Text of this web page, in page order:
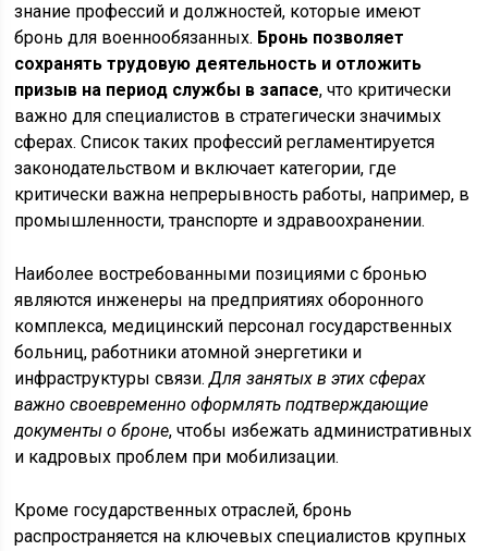
знание профессий и должностей, которые имеют
бронь для военнообязанных. Бронь позволяет
сохранять трудовую деятельность и отложить
призыв на период службы в запасе, что критически
важно для специалистов в стратегически значимых
сферах. Список таких профессий регламентируется
законодательством и включает категории, где
критически важна непрерывность работы, например, в
промышленности, транспорте и здравоохранении.
Наиболее востребованными позициями с бронью
являются инженеры на предприятиях оборонного
комплекса, медицинский персонал государственных
больниц, работники атомной энергетики и
инфраструктуры связи.Для занятых в этих сферах
важно своевременно оформлять подтверждающие
документы о броне, чтобы избежать административных
и кадровых проблем при мобилизации.
Кроме государственных отраслей, бронь
распространяется на ключевых специалистов крупных